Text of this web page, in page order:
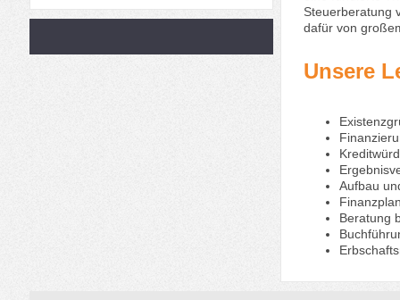
Steuerberatung
dafür von
Unsere
Aufbau
Beratung